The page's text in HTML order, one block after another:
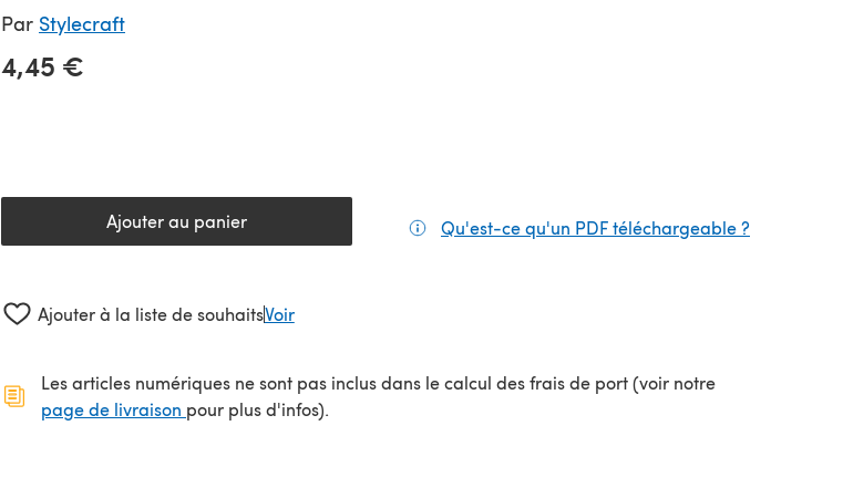
Par Stylecraft
4,45 €
Ajouter au panier Qu'est-ce qu'un PDF téléchargeable ?
Ajouter à la liste de souhaitsVoir
Les articles numériques ne sont pas inclus dans le calcul des frais de port (voir notre
page de livraison (s'ouvre dans un nouvel onglet)
pour plus d'infos).